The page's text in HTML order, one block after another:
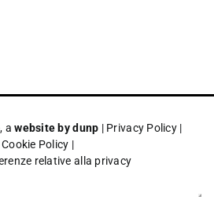
awebsite by dunp | Privacy Policy|
Cookie Policy |
relative alla privacy